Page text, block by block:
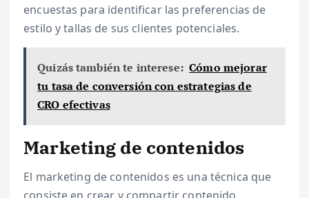
encuestas para identificar las preferencias de
estilo y tallas de sus clientes potenciales.
Quizás también te interese: Cómo mejorar
tu tasa de conversión con estrategias de
CRO efectivas
Marketing de contenidos
El marketing de contenidos es una técnica que
consiste en crear y compartir contenido